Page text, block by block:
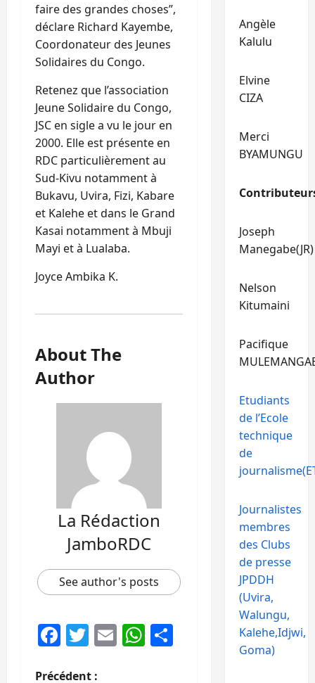
faire des grandes choses”,
déclare Richard Kayembe,
Coordonateur des Jeunes
Solidaires du Congo.
Retenez que l’association
Jeune Solidaire du Congo,
JSC en sigle a vu le jour en
2000. Elle est présente en
RDC particulièrement au
Sud-Kivu notamment à
Bukavu, Uvira, Fizi, Kabare
et Kalehe et dans le Grand
Kasai notamment à Mbuji
Mayi et à Lualaba.
Joyce Ambika K.
About The
Author
La Rédaction
JamboRDC
See author's posts
Facebook
Twitter
EmailWhatsApp
Partager
Précédent :
Angèle
Kalulu
Elvine
CIZA
Merci
BYAMUNGU
Joseph
Manegabe(JR)
Nelson
Kitumaini
Pacifique
Etudiants
de l’Ecole
technique
de
Journalistes
membres
des Clubs
de presse
JPDDH
(Uvira,
Walungu,
Kalehe,Idjwi,
Goma)